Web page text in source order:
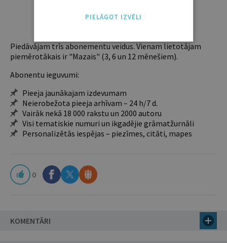
Piedāvājam trīs abonementu veidus. Vienam lietotājam
piemērotākais ir "Mazais" (3, 6 un 12 mēnešiem).
Abonentu ieguvumi:
Pieeja jaunākajam izdevumam
Neierobežota pieeja arhīvam – 24 h/7 d.
Vairāk nekā 18 000 rakstu un 2000 autoru
Visi tematiskie numuri un ikgadējie grāmatžurnāli
Personalizētās iespējas – piezīmes, citāti, mapes
0
KOMENTĀRI
PIELĀGOT IZVĒLI